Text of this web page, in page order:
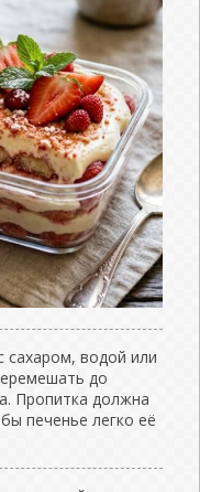
водой или
до
Пропитка должна
печенье легко её